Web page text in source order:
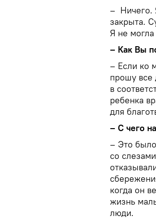
– Ничего.
закрыта.
Я не могла
– Как Вы
– Если ко
прошу
в
ребенка
для
– С чего
– Это
со
когда он
жизнь
люди.